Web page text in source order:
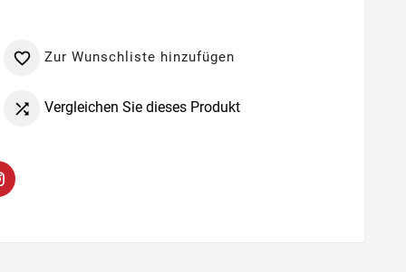
 Zur Wunschliste hinzufügen
 Vergleichen Sie dieses Produkt